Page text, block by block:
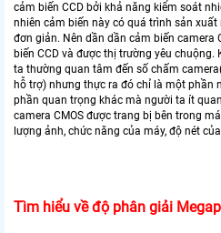
cảm biến CCD bởi khả năng kiểm soát
nhiên cảm biến này có quá trình sản xuất
đơn giản. Nên dần dần cảm biến camera
biến CCD và được thị trường yêu
ta thường quan tâm đến số chấm
hỗ trợ) nhưng thực ra đó chỉ là một phần
phần quan trọng khác mà người ta ít
camera CMOS được trang bị bên trong
lượng ảnh, chức năng của máy, độ nét
Tìm hiểu về độ phân giải